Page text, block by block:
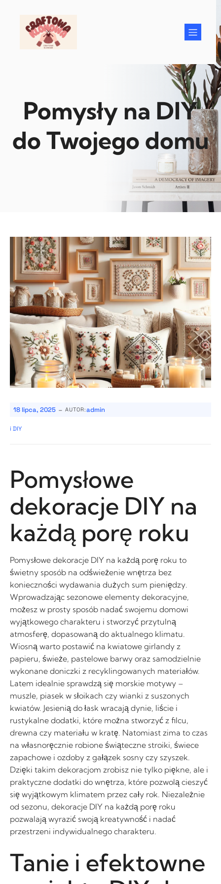
Pomysły na DIY
do Twojego domu
18 lipca, 2025 - AUTOR:admin
i DIY
Pomysłowe
dekoracje DIY na
każdą porę roku
Pomysłowe dekoracje DIY na każdą porę roku to
świetny sposób na odświeżenie wnętrza bez
konieczności wydawania dużych sum pieniędzy.
Wprowadzając sezonowe elementy dekoracyjne,
możesz w prosty sposób nadać swojemu domowi
wyjątkowego charakteru i stworzyć przytulną
atmosferę, dopasowaną do aktualnego klimatu.
Wiosną warto postawić na kwiatowe girlandy z
papieru, świeże, pastelowe barwy oraz samodzielnie
wykonane doniczki z recyklingowanych materiałów.
Latem idealnie sprawdzą się morskie motywy –
muszle, piasek w słoikach czy wianki z suszonych
kwiatów. Jesienią do łask wracają dynie, liście i
rustykalne dodatki, które można stworzyć z filcu,
drewna czy materiału w kratę. Natomiast zima to czas
na własnoręcznie robione świąteczne stroiki, świece
zapachowe i ozdoby z gałązek sosny czy szyszek.
Dzięki takim dekoracjom zrobisz nie tylko piękne, ale i
praktyczne dodatki do wnętrza, które pozwolą cieszyć
się wyjątkowym klimatem przez cały rok. Niezależnie
od sezonu, dekoracje DIY na każdą porę roku
pozwalają wyrazić swoją kreatywność i nadać
przestrzeni indywidualnego charakteru.
Tanie i efektowne